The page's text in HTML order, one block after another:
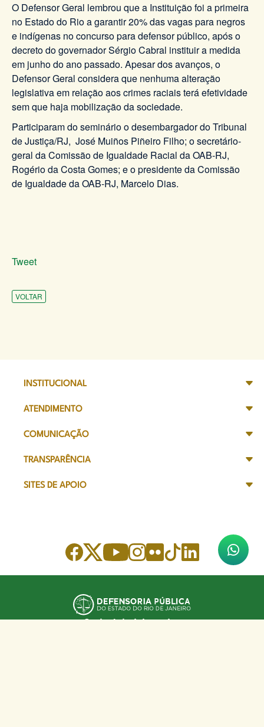
O Defensor Geral lembrou que a Instituição foi a primeira
no Estado do Rio a garantir 20% das vagas para negros
e indígenas no concurso para defensor público, após o
decreto do governador Sérgio Cabral instituir a medida
em junho do ano passado. Apesar dos avanços, o
Defensor Geral considera que nenhuma alteração
legislativa em relação aos crimes raciais terá efetividade
sem que haja mobilização da sociedade.
Participaram do seminário o desembargador do Tribunal
de Justiça/RJ, José Muiños Piñeiro Filho; o secretário-
geral da Comissão de Igualdade Racial da OAB-RJ,
Rogério da Costa Gomes; e o presidente da Comissão
de Igualdade da OAB-RJ, Marcelo Dias.
Tweet
VOLTAR
INSTITUCIONAL
ATENDIMENTO
COMUNICAÇÃO
TRANSPARÊNCIA
SITES DE APOIO
Sede Administrativa